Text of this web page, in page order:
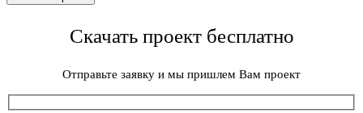
Скачать проект бесплатно
Отправьте заявку и мы пришлем Вам проект